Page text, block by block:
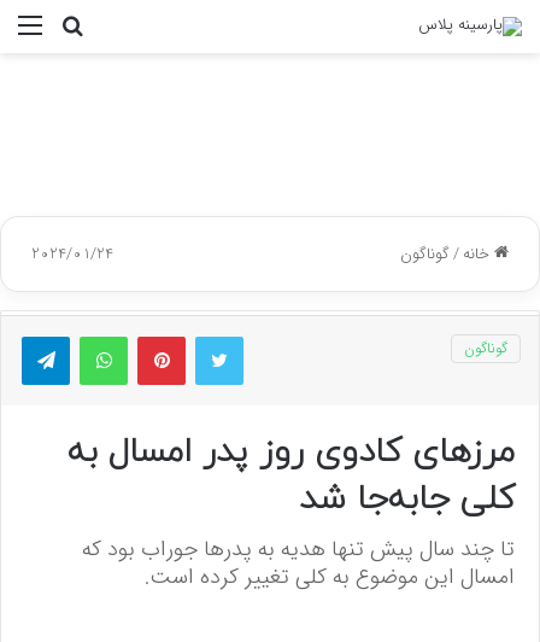
جستجو
خانه/گوناگون 2024/01/24
توییتر پینتریستواتس آپ
گوناگون
مرزهای کادوی روز پدر امسال به
کلی جابه‌جا شد
تا چند سال پیش تنها هدیه به پدرها جوراب بود که
امسال این موضوع به کلی تغییر کرده است.